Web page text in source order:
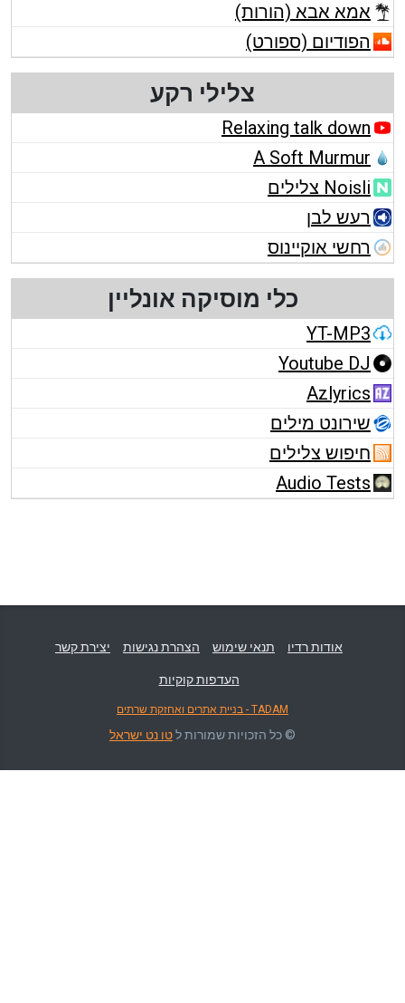
אמא אבא (הורות)
הפודיום (ספורט)
צלילי רקע
Relaxing talk down
A Soft Murmur
Noisli צלילים
רעש לבן
רחשי אוקיינוס
כלי מוסיקה אונליין
YT-MP3
Youtube DJ
Azlyrics
שירונט מילים
חיפוש צלילים
Audio Tests
אודות רדיו תנאי שימוש הצהרת נגישות יצירת קשר
העדפות קוקיות
TADAM - בניית אתרים ואחזקת שרתים
© כל הזכויות שמורות לטו נט ישראל